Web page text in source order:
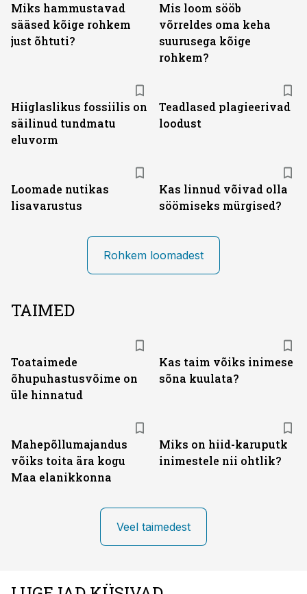
Miks hammustavad
sääsed kõige rohkem
just õhtuti?
Mis loom sööb
võrreldes oma keha
suurusega kõige
rohkem?
Hiiglaslikus fossiilis on
säilinud tundmatu
eluvorm
Teadlased plagieerivad
loodust
Loomade nutikas
lisavarustus
Kas linnud võivad olla
söömiseks mürgised?
Rohkem loomadest
TAIMED
Toataimede
õhupuhastusvõime on
üle hinnatud
Kas taim võiks inimese
sõna kuulata?
Mahepõllumajandus
võiks toita ära kogu
Maa elanikkonna
Miks on hiid-karuputk
inimestele nii ohtlik?
Veel taimedest